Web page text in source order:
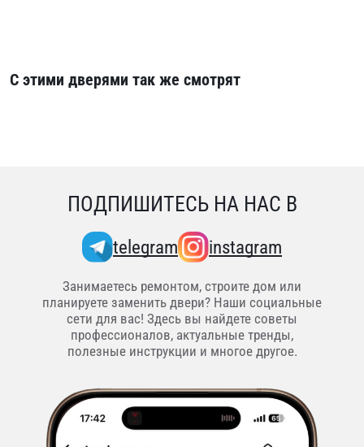
С этими дверями так же смотрят
ПОДПИШИТЕСЬ НА НАС В
telegram instagram
Занимаетесь ремонтом, строите дом или
планируете заменить двери? Наши социальные
сети для вас! Здесь вы найдете советы
профессионалов, актуальные тренды,
полезные инструкции и многое другое.